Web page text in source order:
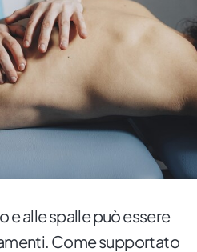
e alle spalle può essere
Come supportato